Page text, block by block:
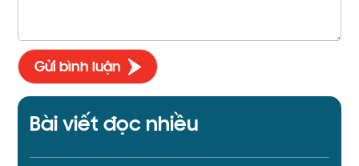
Bài viết đọc nhiều